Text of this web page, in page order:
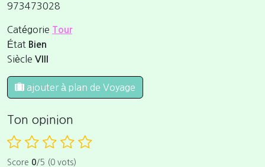
973473028
Catégorie Tour
État Bien
Siècle VIII
ajouter à plan de Voyage
Ton opinion
Score 0/5 (0 vots)